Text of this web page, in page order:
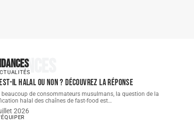
est-il halal ou non ? Découvrez la réponse
beaucoup de consommateurs musulmans, la question de la
halal des chaînes de fast-food est…
2026